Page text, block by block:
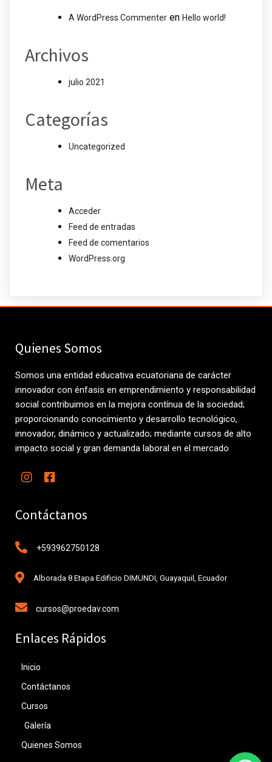
A WordPress Commenter en Hello world!
Archivos
julio 2021
Categorías
Uncategorized
Meta
Acceder
Feed de entradas
Feed de comentarios
WordPress.org
Quienes Somos
Somos una entidad educativa ecuatoriana de carácter
innovador con énfasis en emprendimiento y responsabilidad
social contribuimos en la mejora contínua de la sociedad;
proporcionando conocimiento y desarrollo tecnológico,
innovador, dinámico y actualizado; mediante cursos de alto
impacto social y gran demanda laboral en el mercado
Contáctanos
+593962750128
Alborada 8 Etapa Edificio DIMUNDI, Guayaquil, Ecuador
cursos@proedav.com
Enlaces Rápidos
Inicio
Contáctanos
Cursos
Galería
Quienes Somos